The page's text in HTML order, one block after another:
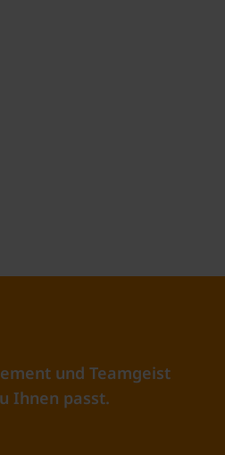
und Teamgeist
Ihnen passt.